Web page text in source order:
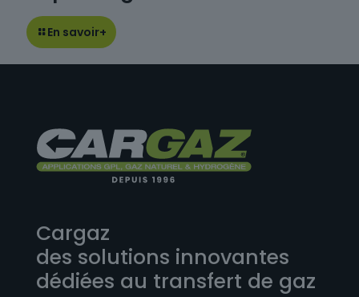
En savoir+
Cargaz
des solutions innovantes
dédiées au transfert de gaz